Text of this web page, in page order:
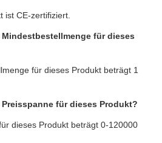
ist CE-zertifiziert.
für dieses
für dieses Produkt beträgt 1
für dieses Produkt?
dieses Produkt beträgt 0-120000